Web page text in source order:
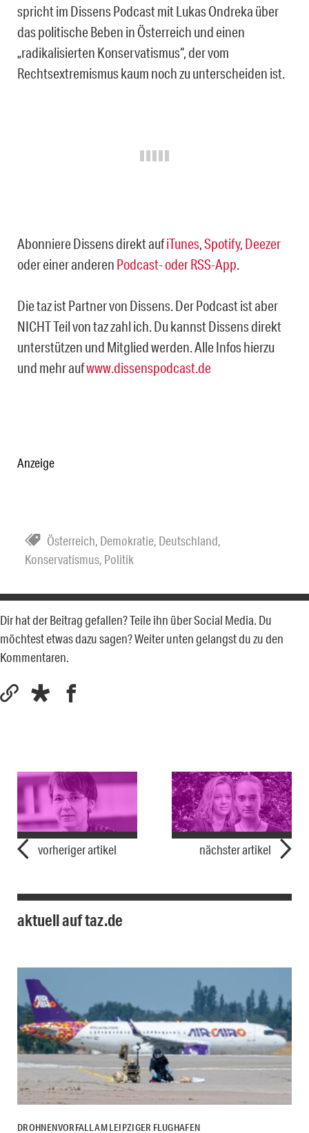
spricht im Dissens Podcast mit Lukas Ondreka über
das politische Beben in Österreich und einen
„radikalisierten Konservatismus“, der vom
Rechtsextremismus kaum noch zu unterscheiden ist.
Abonniere Dissens direkt aufiTunes,Spotify, Deezer
oder einer anderen Podcast- oder RSS-App.
Die taz ist Partner von Dissens. Der Podcast ist aber
NICHT Teil von taz zahl ich. Du kannst Dissens direkt
unterstützen und Mitglied werden. Alle Infos hierzu
und mehr aufwww.dissenspodcast.de
Anzeige
Österreich, Demokratie, Deutschland,
Konservatismus, Politik
Dir hat der Beitrag gefallen? Teile ihn über Social Media. Du
möchtest etwas dazu sagen? Weiter unten gelangst du zu den
Kommentaren.
vorheriger artikel nächster artikel
aktuell auf taz.de
DROHNENVORFALL AM LEIPZIGER FLUGHAFEN